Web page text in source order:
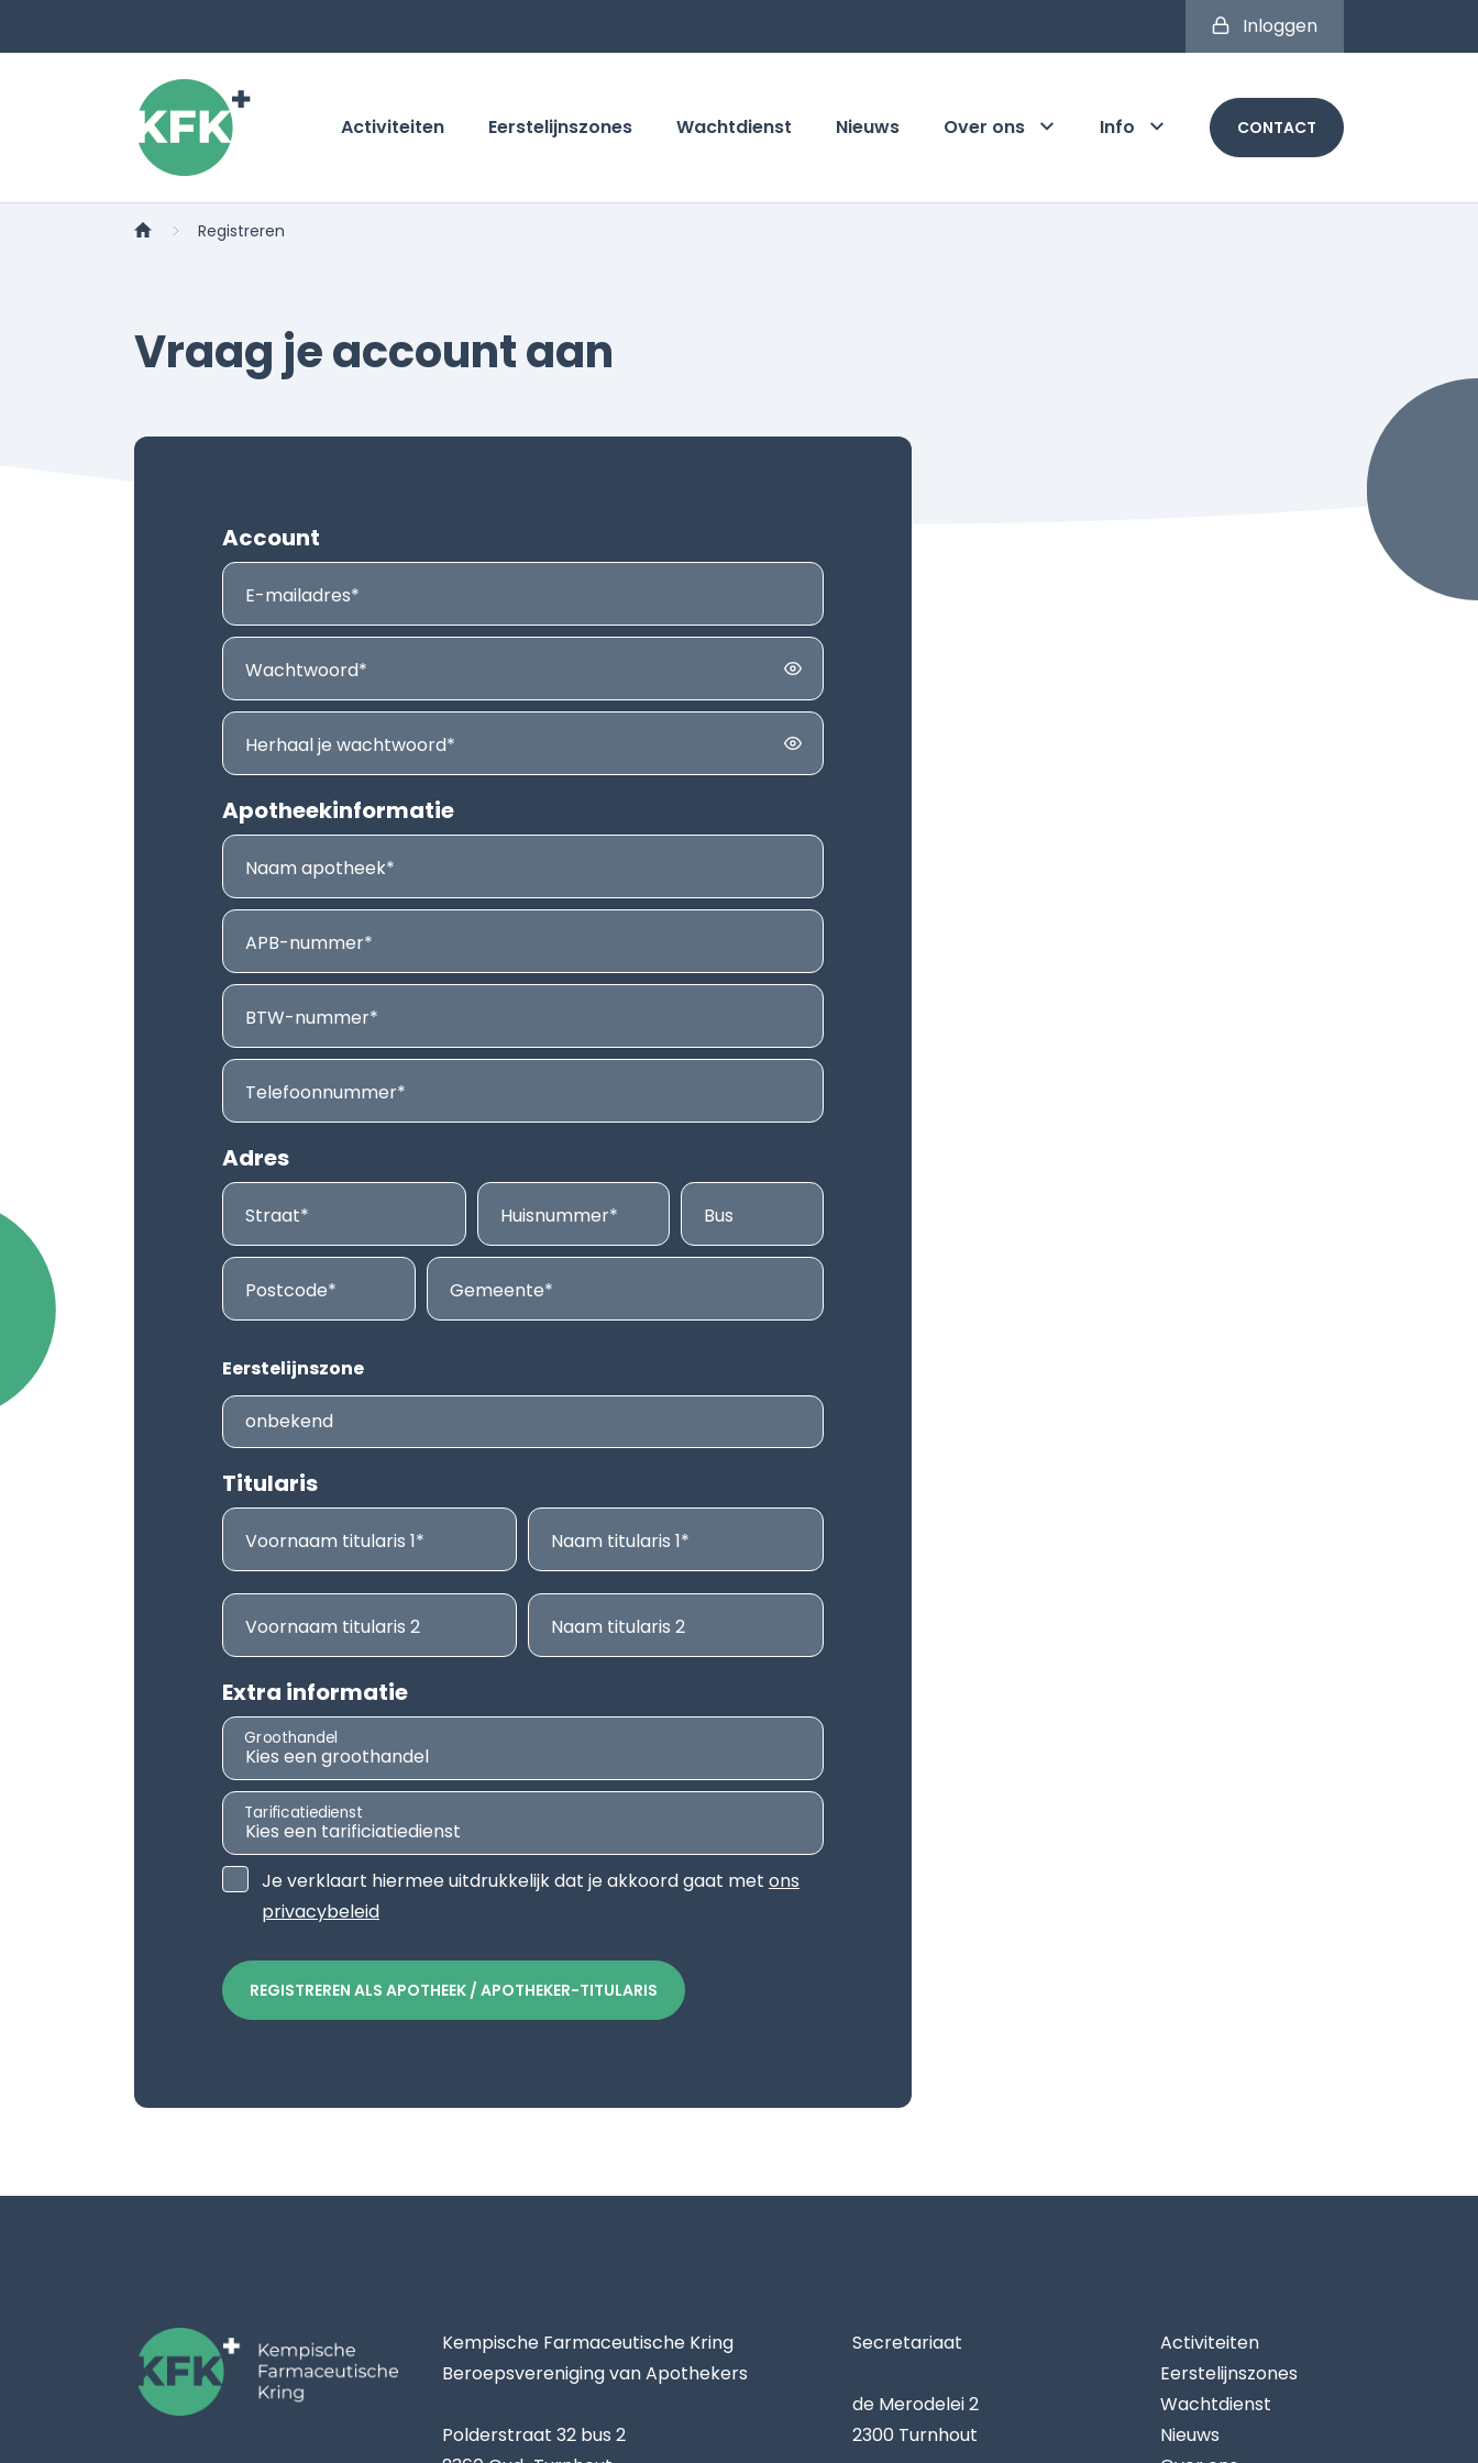
Inloggen
Activiteiten Eerstelijnszones Wachtdienst Nieuws Over ons Info CONTACT
Registreren
Vraag je account aan
Account
E-mailadres
Wachtwoord
Herhaal je wachtwoord
Apotheekinformatie
Naam apotheek
APB-nummer
BTW-nummer
Telefoonnummer
Adres
Straat Huisnummer Bus
Postcode Gemeente
Eerstelijnszone
Titularis
Voornaam titularis 1 Naam titularis 1
Voornaam titularis 2 Naam titularis 2
Extra informatie
Groothandel
Tarificatiedienst
Je verklaart hiermee uitdrukkelijk dat je akkoord gaat met ons
privacybeleid
REGISTREREN ALS APOTHEEK / APOTHEKER-TITULARIS
Kempische Farmaceutische Kring
Beroepsvereniging van Apothekers
Polderstraat 32 bus 2
Secretariaat
de Merodelei 2
2300 Turnhout
Activiteiten
Eerstelijnszones
Wachtdienst
Nieuws